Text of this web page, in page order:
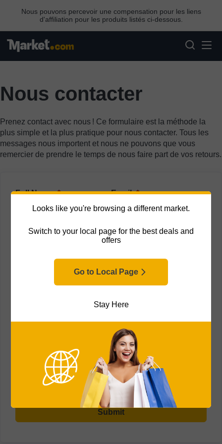
Looks like you're browsing a different market.
Switch to your local page for the best deals and
offers
Go to Local Page
Stay Here
Nous pouvons percevoir une compensation pour les liens
d'affiliation pour les produits listés ci-dessous.
Nous contacter
Prenez contact avec nous ! Ce formulaire est la méthode la
plus simple et la plus pratique pour nous contacter. Tous les
messages nous importent et nous ne pouvons que vous
remercier de prendre le temps de nous faire part de vos retours.
Full Name:* Email:*
*
Submit